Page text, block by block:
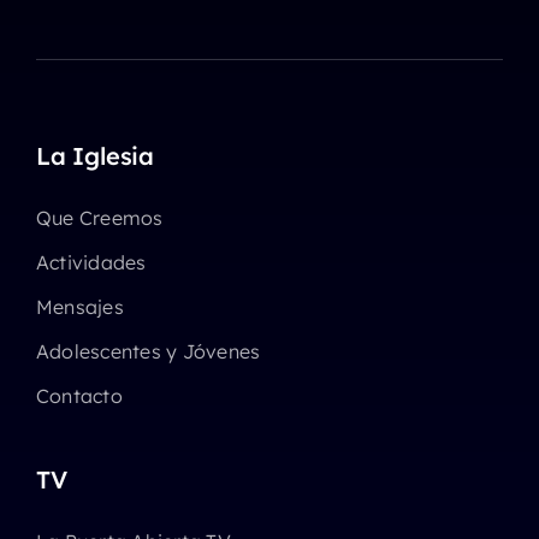
La Iglesia
Que Creemos
Actividades
Mensajes
Adolescentes y Jóvenes
Contacto
TV